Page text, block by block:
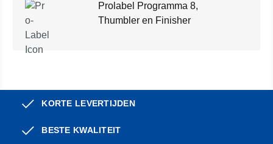
Prolabel Programma 8,
Thumbler en Finisher
KORTE LEVERTIJDEN
BESTE KWALITEIT